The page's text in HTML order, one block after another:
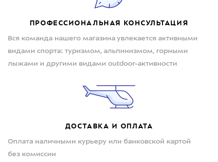
ПРОФЕССИОНАЛЬНАЯ КОНСУЛЬТАЦИЯ
Вся команда нашего магазина увлекается активными
видами спорта: туризмом, альпинизмом, горными
лыжами и другими видами outdoor-активности
ДОСТАВКА И ОПЛАТА
Оплата наличными курьеру или банковской картой
без комиссии